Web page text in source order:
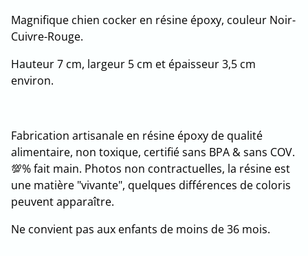
Magnifique chien cocker en résine époxy, couleur Noir-
Cuivre-Rouge.
Hauteur 7 cm, largeur 5 cm et épaisseur 3,5 cm
environ.
Fabrication artisanale en résine époxy de qualité
alimentaire, non toxique, certifié sans BPA & sans COV.
💯% fait main. Photos non contractuelles, la résine est
une matière "vivante", quelques différences de coloris
peuvent apparaître.
Ne convient pas aux enfants de moins de 36 mois.